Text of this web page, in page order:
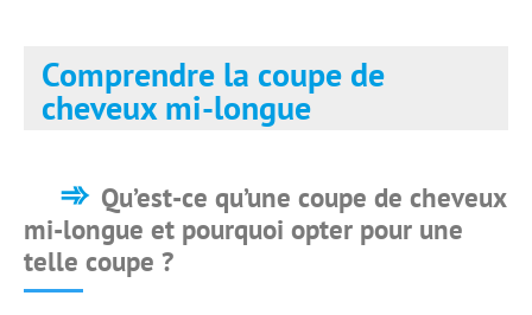
Comprendre la coupe de
cheveux mi-longue
Qu’est-ce qu’une coupe de cheveux
mi-longue et pourquoi opter pour une
telle coupe ?